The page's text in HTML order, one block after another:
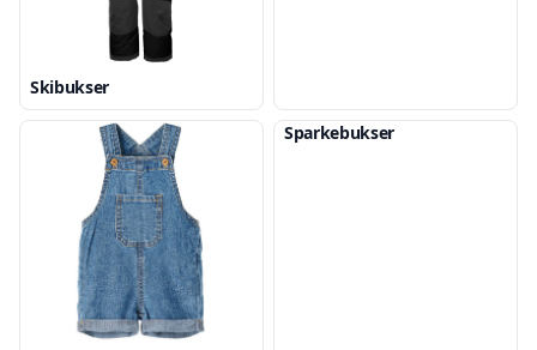
Skibukser
Sparkebukser